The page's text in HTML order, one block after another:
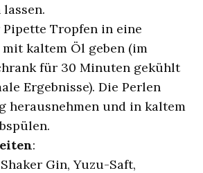
Tropfen in eine
mit kaltem Öl geben (im
für 30 Minuten gekühlt
Ergebnisse). Die Perlen
herausnehmen und in kaltem
:
Gin, Yuzu-Saft,